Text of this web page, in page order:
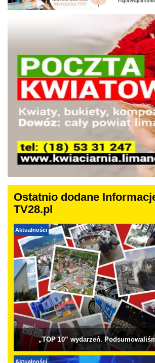
Ostatnio dodane
TV28.pl
Aktualności
„TOP 10” wydarzeń.